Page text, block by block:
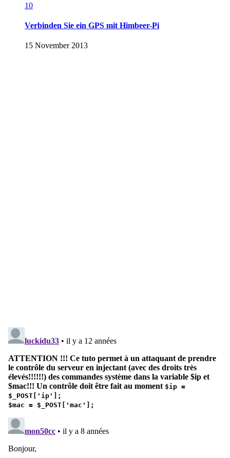
10
Verbinden Sie ein GPS mit Himbeer-Pi
15 November 2013